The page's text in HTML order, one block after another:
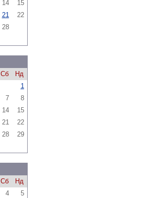
14
15
21
22
28
Сб
Нд
1
7
8
14
15
21
22
28
29
Сб
Нд
4
5